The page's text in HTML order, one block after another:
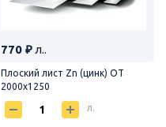
770 ₽ л..
Плоский лист Zn (цинк) ОТ
2000х1250
л.